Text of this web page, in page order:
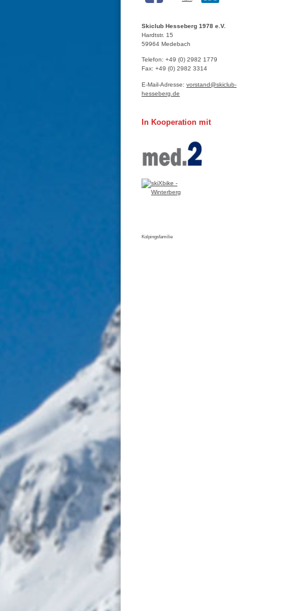
Skiclub Hesseberg 1978 e.V.
Hardtstr. 15
59964 Medebach
Telefon: +49 (0) 2982 1779
Fax: +49 (0) 2982 3314
E-Mail-Adresse: vorstand@skiclub-
hesseberg.de
In Kooperation mit
Kolpingsfamilie